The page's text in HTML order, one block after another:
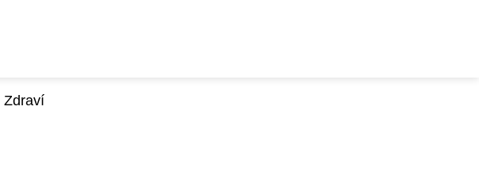
Zdraví